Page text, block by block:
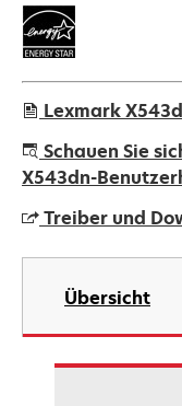
Lexmark
wird
in
neuen
Registerkarte
Schauen Sie
X543dn-
Treiber und
wird
einer
neuen
Registerkarte
Übersicht